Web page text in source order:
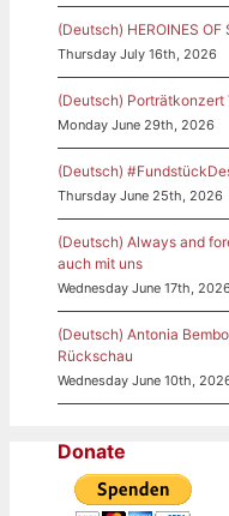
(Deutsch) HEROINES
Thursday July 16th, 2026
(Deutsch)
Monday June 29th, 2026
(Deutsch)
Thursday June 25th, 2026
(Deutsch) Always and
auch mit uns
Wednesday June 17th, 2026
(Deutsch) Antonia
Rückschau
Wednesday June 10th,
Donate